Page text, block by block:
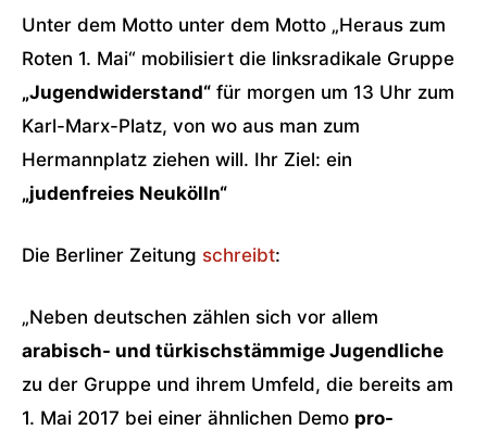
Unter dem Motto unter dem Motto „Heraus zum
Roten 1. Mai“ mobilisiert die linksradikale Gruppe
„Jugendwiderstand“ für morgen um 13 Uhr zum
Karl-Marx-Platz, von wo aus man zum
Hermannplatz ziehen will. Ihr Ziel: ein
„judenfreies Neukölln“
Die Berliner Zeitung schreibt:
„Neben deutschen zählen sich vor allem
arabisch- und türkischstämmige Jugendliche
zu der Gruppe und ihrem Umfeld, die bereits am
1. Mai 2017 bei einer ähnlichen Demo pro-